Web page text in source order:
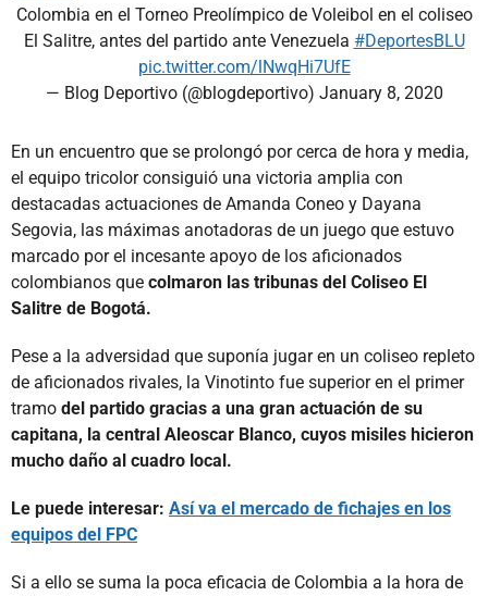
Colombia en el Torneo Preolímpico de Voleibol en el coliseo
El Salitre, antes del partido ante Venezuela #DeportesBLU
pic.twitter.com/lNwqHi7UfE
— Blog Deportivo (@blogdeportivo) January 8, 2020
En un encuentro que se prolongó por cerca de hora y media,
el equipo tricolor consiguió una victoria amplia con
destacadas actuaciones de Amanda Coneo y Dayana
Segovia, las máximas anotadoras de un juego que estuvo
marcado por el incesante apoyo de los aficionados
colombianos que colmaron las tribunas del Coliseo El
Salitre de Bogotá.
Pese a la adversidad que suponía jugar en un coliseo repleto
de aficionados rivales, la Vinotinto fue superior en el primer
tramo del partido gracias a una gran actuación de su
capitana, la central Aleoscar Blanco, cuyos misiles hicieron
mucho daño al cuadro local.
Le puede interesar: Así va el mercado de fichajes en los
equipos del FPC
Si a ello se suma la poca eficacia de Colombia a la hora de